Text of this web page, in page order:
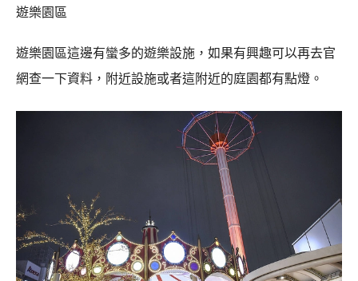
遊樂園區
遊樂園區這邊有蠻多的遊樂設施，如果有興趣可以再去官
網查一下資料，附近設施或者這附近的庭園都有點燈。